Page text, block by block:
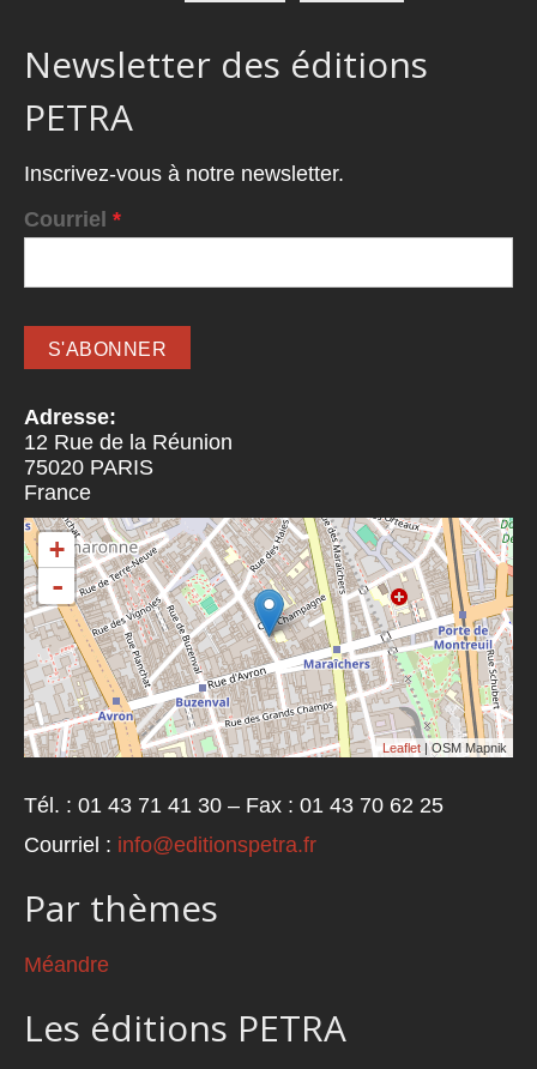
Newsletter des éditions
PETRA
Inscrivez-vous à notre newsletter.
Courriel *
Adresse:
12 Rue de la Réunion
75020 PARIS
France
+
-
Leaflet | OSM Mapnik
Tél. : 01 43 71 41 30 – Fax : 01 43 70 62 25
Courriel : info@editionspetra.fr
Par thèmes
Méandre
Les éditions PETRA